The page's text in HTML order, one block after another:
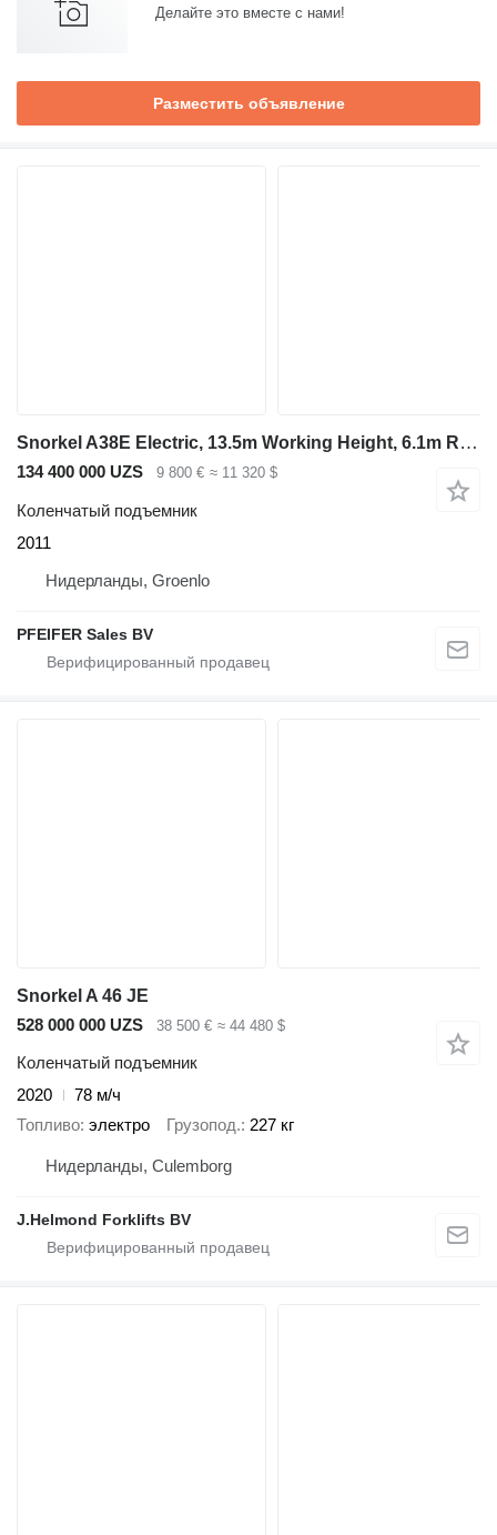
Делайте это вместе с нами!
Разместить объявление
Snorkel A38E Electric, 13.5m Working Height, 6.1m Reach, 2
134 400 000 UZS 9 800 € ≈ 11 320 $
Коленчатый подъемник
2011
Нидерланды, Groenlo
PFEIFER Sales BV
Snorkel A 46 JE
528 000 000 UZS
38 500 € ≈ 44 480 $
Коленчатый подъемник
2020
78 м/ч
Топливо электро Грузопод. 227 кг
Нидерланды, Culemborg
J.Helmond Forklifts BV